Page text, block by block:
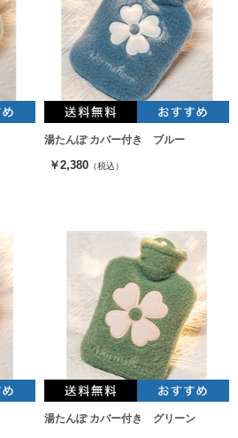
湯たんぽ カバー付き ブルー
￥2,380 （税込）
湯たんぽ カバー付き グリーン